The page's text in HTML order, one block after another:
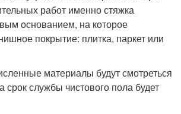
работ именно стяжка
основанием, на которое
покрытие: плитка, паркет или
материалы будут смотреться
срок службы чистового пола будет